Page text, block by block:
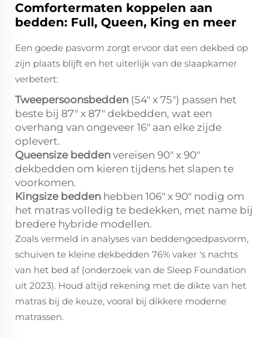
Comfortermaten koppelen aan
bedden: Full, Queen, King en meer
Een goede pasvorm zorgt ervoor dat een dekbed op
zijn plaats blijft en het uiterlijk van de slaapkamer
verbetert:
Tweepersoonsbedden (54" x 75") passen het
beste bij 87" x 87" dekbedden, wat een
overhang van ongeveer 16" aan elke zijde
oplevert.
Queensize bedden vereisen 90" x 90"
dekbedden om kieren tijdens het slapen te
voorkomen.
Kingsize bedden hebben 106" x 90" nodig om
het matras volledig te bedekken, met name bij
bredere hybride modellen.
Zoals vermeld in analyses van beddengoedpasvorm,
schuiven te kleine dekbedden 76% vaker 's nachts
van het bed af (onderzoek van de Sleep Foundation
uit 2023). Houd altijd rekening met de dikte van het
matras bij de keuze, vooral bij dikkere moderne
matrassen.